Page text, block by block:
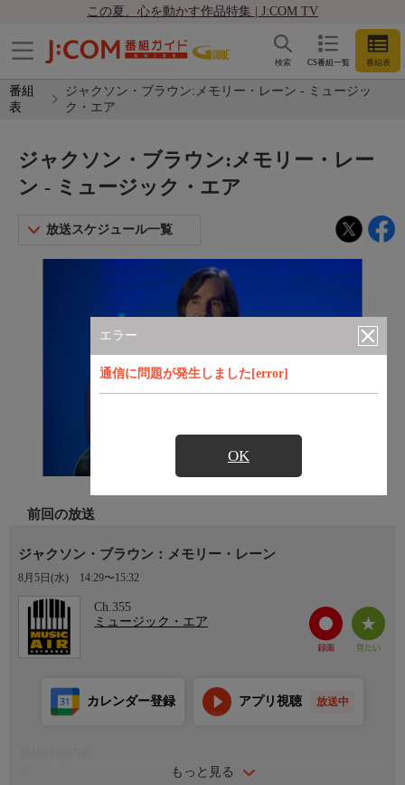
この夏、心を動かす作品特集 | J:COM TV
CS番組一覧 番組表
検索
番組
表
ジャクソン・ブラウン:メモリー・レーン - ミュージッ
ク・エア
エラー
通信に問題が発生しました[error]
OK
ジャクソン・ブラウン:メモリー・レー
ン - ミュージック・エア
放送スケジュール一覧
前回の放送
ジャクソン・ブラウン：メモリー・レーン
8月5日(水) 14:29〜15:32
Ch.355
ミュージック・エア
もっと見る
カレンダー登録 アプリ視聴 放送中